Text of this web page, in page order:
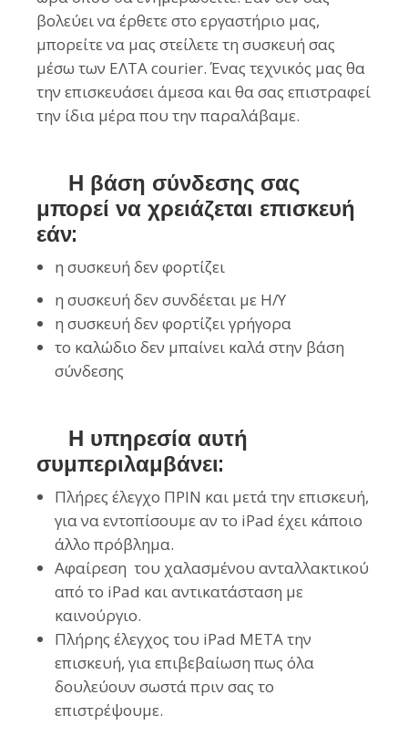
βολεύει να έρθετε στο εργαστήριο μας,
μπορείτε να μας στείλετε τη συσκευή σας
μέσω των ΕΛΤΑ courier. Ένας τεχνικός μας θα
την επισκευάσει άμεσα και θα σας επιστραφεί
την ίδια μέρα που την παραλάβαμε.
Η βάση σύνδεσης σας
μπορεί να χρειάζεται επισκευή
εάν:
η συσκευή δεν φορτίζει
η συσκευή δεν συνδέεται με Η/Υ
η συσκευή δεν φορτίζει γρήγορα
το καλώδιο δεν μπαίνει καλά στην βάση
σύνδεσης
Η υπηρεσία αυτή
συμπεριλαμβάνει:
Πλήρες έλεγχο ΠΡΙΝ και μετά την επισκευή,
για να εντοπίσουμε αν το iPad έχει κάποιο
άλλο πρόβλημα.
Αφαίρεση του χαλασμένου ανταλλακτικού
από το iPad και αντικατάσταση με
καινούργιο.
Πλήρης έλεγχος του iPad ΜΕΤΑ την
επισκευή, για επιβεβαίωση πως όλα
δουλεύουν σωστά πριν σας το
επιστρέψουμε.